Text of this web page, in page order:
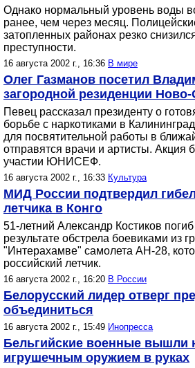
Однако нормальный уровень воды
ранее, чем через месяц.
затопленных районах резко
преступности.
16 августа 2002 г., 16:36 В мире
Олег Газманов посетил
загородной резиденции
Певец рассказал президенту о
борьбе с наркотиками в
для посвятительной работы в
отправятся врачи и артисты. Акция
участии ЮНИСЕФ.
16 августа 2002 г., 16:33 Культура
МИД России подтвердил
летчика в Конго
51-летний Александр Костиков погиб
результате обстрела боевиками из
"Интерахамве" самолета АН-28,
российский летчик.
16 августа 2002 г., 16:20 В России
Белорусский лидер отверг
объединиться
16 августа 2002 г., 15:49 Инопресса
Бельгийские военные вышли
игрушечным оружием в руках